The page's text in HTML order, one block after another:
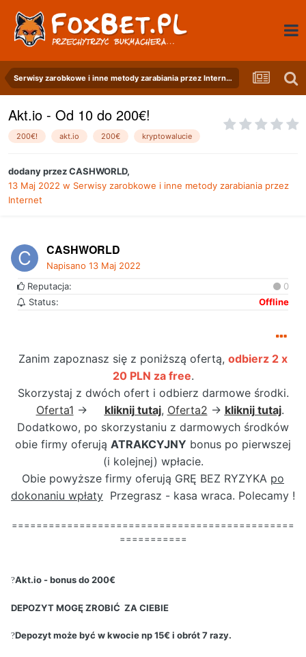
Serwisy zarobkowe i inne metody zarabiania przez Internet
Akt.io - Od 10 do 200€!
200€! akt.io 200€ kryptowalucie
dodany przezCASHWORLD,
13 Maj 2022 w Serwisy zarobkowe i inne metody zarabiania przez
Internet
CASHWORLD
Napisano 13 Maj 2022
Reputacja:
0
Status:
Offline
Zanim zapoznasz się z poniższą ofertą, odbierz 2 x
20 PLN za free.
Skorzystaj z dwóch ofert i odbierz darmowe środki.
Oferta1 -> kliknij tutaj, Oferta2 -> kliknij tutaj.
Dodatkowo, po skorzystaniu z darmowych środków
obie firmy oferują ATRAKCYJNY bonus po pierwszej
(i kolejnej) wpłacie.
Obie powyższe firmy oferują GRĘ BEZ RYZYKA po
dokonaniu wpłaty Przegrasz - kasa wraca. Polecamy !
==============================================
===========
?Akt.io - bonus do 200€
DEPOZYT MOGĘ ZROBIĆ ZA CIEBIE
?Depozyt może być w kwocie np 15€ i obrót 7 razy.